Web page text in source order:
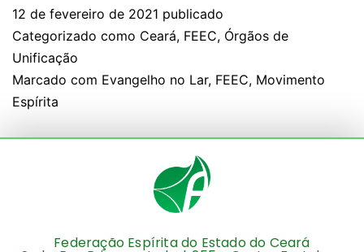
12 de fevereiro de 2021 publicado
Categorizado como Ceará, FEEC, Órgãos de
Unificação
Marcado com Evangelho no Lar, FEEC, Movimento
Espírita
Federação Espírita do Estado do Ceará